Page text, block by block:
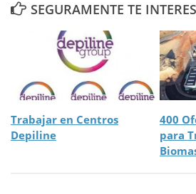
SEGURAMENTE TE
Trabajar en Centros
Depiline
400
para